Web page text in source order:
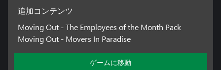
追加コンテンツ
Moving Out - The Employees of the Month Pack
Moving Out - Movers In Paradise
ゲームに移動